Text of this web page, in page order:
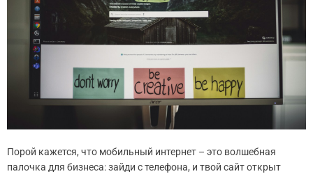
Порой кажется, что мобильный интернет – это волшебная
палочка для бизнеса: зайди с телефона, и твой сайт открыт